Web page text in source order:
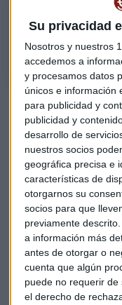
Su privacidad
Nosotros y nuestros
accedemos a
y procesamos datos
únicos e información
para publicidad y
publicidad y
desarrollo de
nuestros socios
geográfica precisa e
características de
otorgarnos su
socios para que
previamente
a información más
antes de otorgar o
cuenta que algún
puede no requerir
el derecho de
Podcast: Manuel
El director del sector
Romera, analiza los
Una OPA en
El pasado 30 de abril
absorción por el
de administración de
no solicitada,
sus perspectivas de
independiente".
Tras ello, el consejo
de mayo, decidió
a los accionistas las